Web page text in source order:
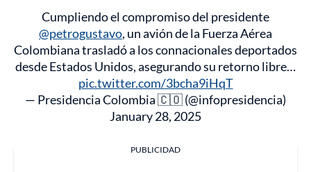
Cumpliendo el compromiso del presidente
@petrogustavo, un avión de la Fuerza Aérea
Colombiana trasladó a los connacionales deportados
desde Estados Unidos, asegurando su retorno libre…
pic.twitter.com/3bcha9iHqT
— Presidencia Colombia 🇨🇴 (@infopresidencia)
January 28, 2025
PUBLICIDAD